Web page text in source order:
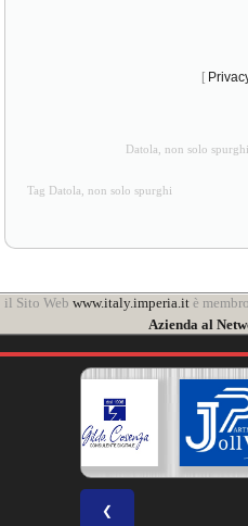
[
Datola, non solo
Tag Datola, non solo spurghi
il Sito Web www.italy.imperia.it è
Azienda al
❮